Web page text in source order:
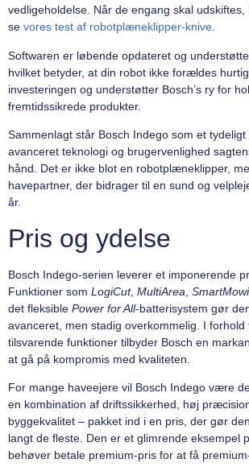
vedligeholdelse. Når de engang skal
se vores test af robotplæneklipper-knive.
Softwaren er løbende opdateret og
hvilket betyder, at din robot ikke forældes
investeringen og understøtter Bosch’s ry for
fremtidssikrede produkter.
Sammenlagt står Bosch Indego som et
avanceret teknologi og brugervenlighed
hånd. Det er ikke blot en robotplæneklipper,
havepartner, der bidrager til en sund og
år.
Pris og ydelse
Bosch Indego-serien leverer et imponerende
Funktioner som LogiCut, MultiArea
det fleksible Power for All-batterisystem gør
avanceret, men stadig overkommelig. I
tilsvarende funktioner tilbyder Bosch en
at gå på kompromis med kvaliteten.
For mange haveejere vil Bosch Indego være
en kombination af driftssikkerhed, høj
byggekvalitet – pakket ind i en pris, der gør
langt de fleste. Den er et glimrende eksempel
behøver betale premium-pris for at få